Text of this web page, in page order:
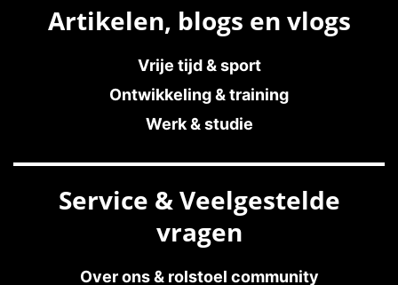
Artikelen, blogs en vlogs
Vrije tijd & sport
Ontwikkeling & training
Werk & studie
Service & Veelgestelde
vragen
Over ons & rolstoel community